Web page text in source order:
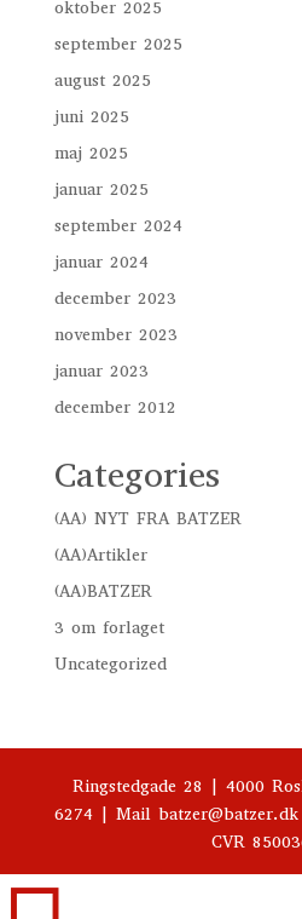
oktober 2025
september 2025
august 2025
juni 2025
maj 2025
januar 2025
september 2024
januar 2024
december 2023
november 2023
januar 2023
december 2012
Categories
(AA) NYT FRA BATZER
(AA)Artikler
(AA)BATZER
3 om forlaget
Uncategorized
Ringstedgade 28 | 4000
6274 | Mail
CVR